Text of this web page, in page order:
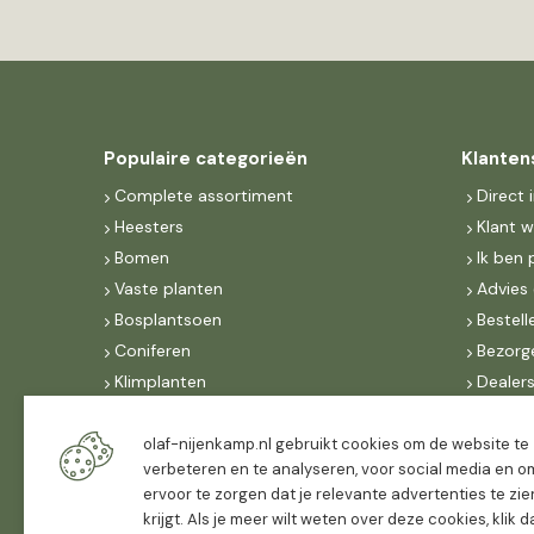
Populaire categorieën
Complete assortiment
Heesters
Bomen
Vaste planten
Bosplantsoen
Coniferen
Klimplanten
Dak, lei- & vormbomen
Dealers
Direct
Klant
Ik ben
Dealers
FAQ
olaf-nijenkamp.nl gebruikt cookies om de website te
verbeteren en te analyseren, voor social media en
ervoor te zorgen dat je relevante advertenties te
krijgt. Als je meer wilt weten over deze cookies, klik